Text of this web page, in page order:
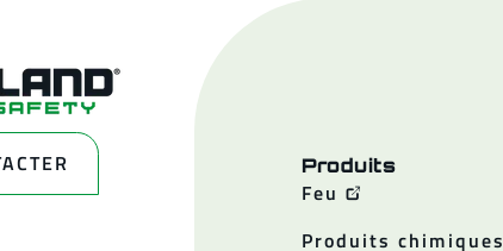
Produits
Feu
Produits chimiques